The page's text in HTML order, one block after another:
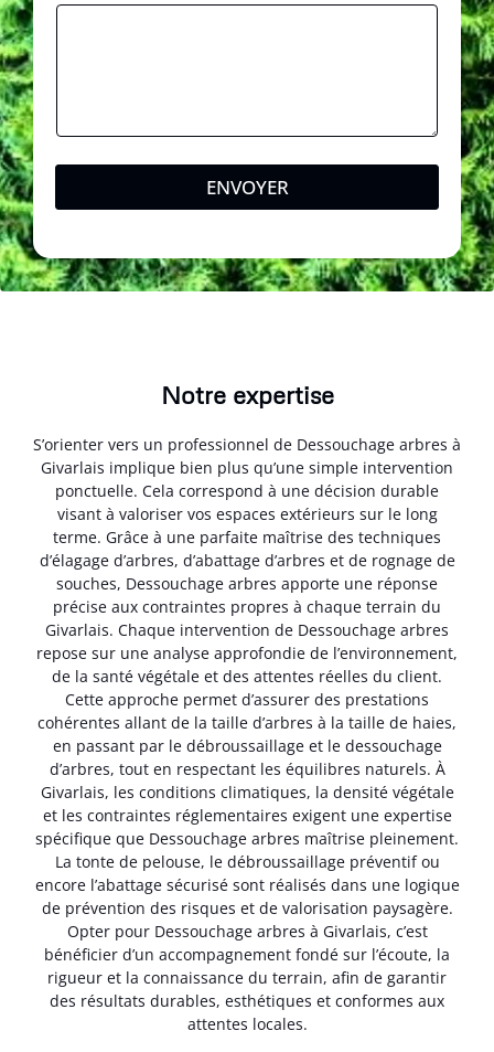
ENVOYER
Notre expertise
S’orienter vers un professionnel de Dessouchage arbres à
Givarlais implique bien plus qu’une simple intervention
ponctuelle. Cela correspond à une décision durable
visant à valoriser vos espaces extérieurs sur le long
terme. Grâce à une parfaite maîtrise des techniques
d’élagage d’arbres, d’abattage d’arbres et de rognage de
souches, Dessouchage arbres apporte une réponse
précise aux contraintes propres à chaque terrain du
Givarlais. Chaque intervention de Dessouchage arbres
repose sur une analyse approfondie de l’environnement,
de la santé végétale et des attentes réelles du client.
Cette approche permet d’assurer des prestations
cohérentes allant de la taille d’arbres à la taille de haies,
en passant par le débroussaillage et le dessouchage
d’arbres, tout en respectant les équilibres naturels. À
Givarlais, les conditions climatiques, la densité végétale
et les contraintes réglementaires exigent une expertise
spécifique que Dessouchage arbres maîtrise pleinement.
La tonte de pelouse, le débroussaillage préventif ou
encore l’abattage sécurisé sont réalisés dans une logique
de prévention des risques et de valorisation paysagère.
Opter pour Dessouchage arbres à Givarlais, c’est
bénéficier d’un accompagnement fondé sur l’écoute, la
rigueur et la connaissance du terrain, afin de garantir
des résultats durables, esthétiques et conformes aux
attentes locales.